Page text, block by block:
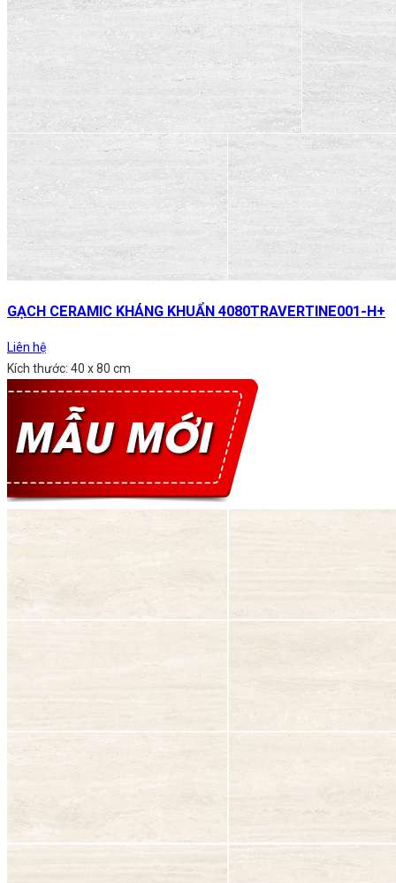
GẠCH CERAMIC KHÁNG KHUẨN 4080TRAVERTINE001-H+
Liên hệ
Kích thước: 40 x 80 cm